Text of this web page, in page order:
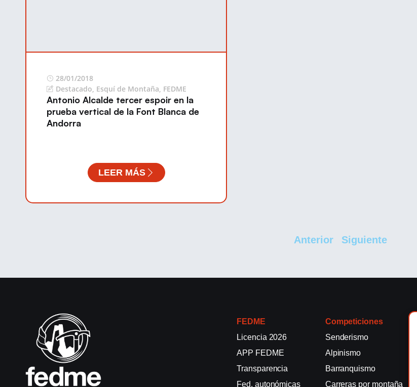
28/01/2018
Destacado, Esquí de Montaña, FEDME
Antonio Alcalde tercer espoir en la
prueba vertical de la Font Blanca de
Andorra
LEER MÁS
Anterior Siguiente
FEDME
Licencia 2026
APP FEDME
Transparencia
Fed. autonómicas
Competiciones
Senderismo
Alpinismo
Barranquismo
Carreras por montaña